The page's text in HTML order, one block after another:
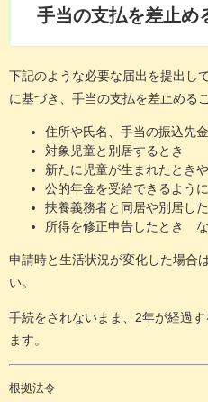
手当の支払を差止め
下記のような必要な届出を提出し
に基づき、手当の支払を差止める
住所や氏名、手当の振込先
対象児童と別居するとき
新たに児童が生まれたとき
公的年金を受給できるよう
扶養義務者と同居や別居し
所得を修正申告したとき
申請時と生活状況が変化した場合
い。
手続をされないまま、2年が経過
ます。
根拠法令